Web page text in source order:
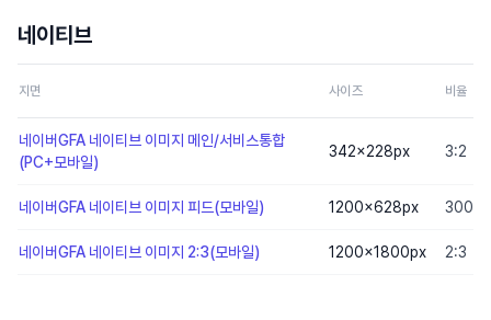
네이티브
지면 사이즈 비율
네이버GFA 네이티브 이미지 메인/서비스통합
(PC+모바일)
342×228px 3:2
네이버GFA 네이티브 이미지 피드(모바일) 1200×628px
네이버GFA 네이티브 이미지 2:3(모바일) 1200×1800px 2:3